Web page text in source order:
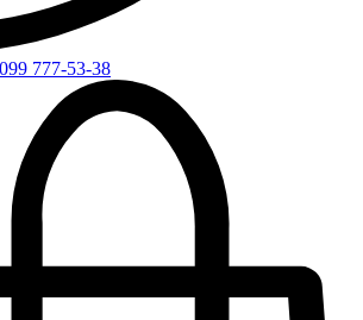
099 777-53-38